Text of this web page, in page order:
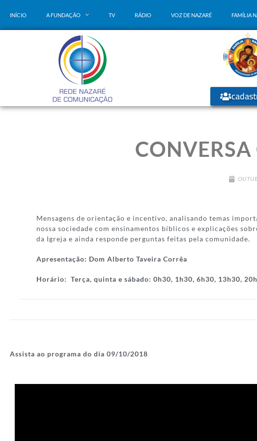
INÍCIO A FUNDAÇÃO TV RÁDIO VOZ DE NAZARÉ FAMÍLIA
Mensagens de orientação e incentivo, analisando temas
nossa sociedade com ensinamentos bíblicos e explicações
da Igreja e ainda responde perguntas feitas pela comunidade.
Apresentação: Dom Alberto Taveira Corrêa
Horário: Terça, quinta e sábado: 0h30, 1h30, 6h30, 13h30,
Assista ao programa do dia 09/10/2018